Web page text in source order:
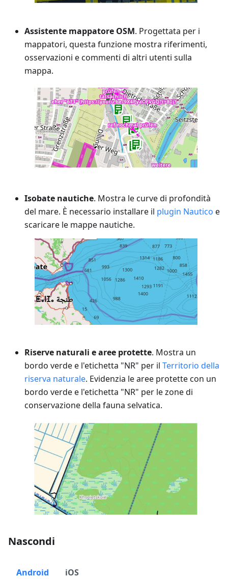
Assistente mappatore OSM. Progettata per i
mappatori, questa funzione mostra riferimenti,
osservazioni e commenti di altri utenti sulla
mappa.
Isobate nautiche. Mostra le curve di profondità
del mare. È necessario installare il plugin Nautico e
scaricare le mappe nautiche.
Riserve naturali e aree protette. Mostra un
bordo verde e l'etichetta "NR" per il Territorio della
riserva naturale. Evidenzia le aree protette con un
bordo verde e l'etichetta "NR" per le zone di
conservazione della fauna selvatica.
Nascondi
Android iOS